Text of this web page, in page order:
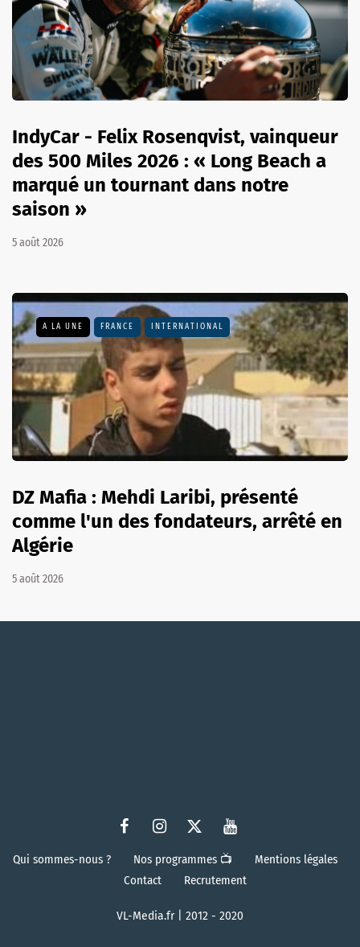
IndyCar - Felix Rosenqvist, vainqueur
des 500 Miles 2026 : « Long Beach a
marqué un tournant dans notre
saison »
5 août 2026
A LA UNE FRANCE INTERNATIONAL
DZ Mafia : Mehdi Laribi, présenté
comme l'un des fondateurs, arrêté en
Algérie
5 août 2026
Qui sommes-nous ? Nos programmes 📺
Mentions légales
Contact
Recrutement
VL-Media.fr | 2012 - 2020